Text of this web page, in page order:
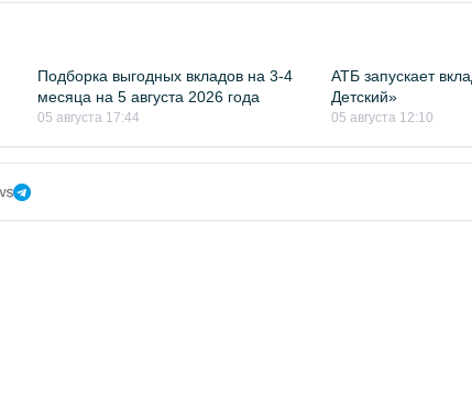
Подборка выгодных вкладов на 3-4
месяца на 5 августа 2026 года
05 августа 17:44
АТБ запускает
Детский»
05 августа 12:10